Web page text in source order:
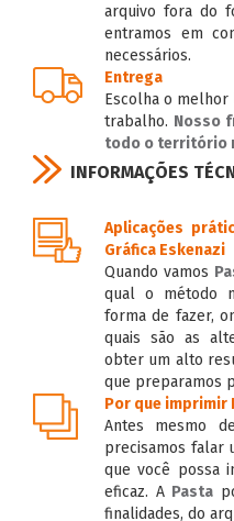
arquivo fora do
entramos em
necessários.
Entrega
Escolha o melhor
trabalho. Nosso
todo o território
INFORMAÇÕES
Aplicações
Gráfica Eskenazi
Quando vamos
qual o método
forma de fazer,
quais são as
obter um alto
que preparamos
Por que imprimir
Antes mesmo
precisamos falar
que você possa
eficaz. A Pasta
finalidades, do